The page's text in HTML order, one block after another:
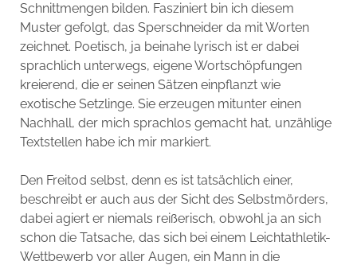
Schnittmengen bilden. Fasziniert bin ich diesem
Muster gefolgt, das Sperschneider da mit Worten
zeichnet. Poetisch, ja beinahe lyrisch ist er dabei
sprachlich unterwegs, eigene Wortschöpfungen
kreierend, die er seinen Sätzen einpflanzt wie
exotische Setzlinge. Sie erzeugen mitunter einen
Nachhall, der mich sprachlos gemacht hat, unzählige
Textstellen habe ich mir markiert.
Den Freitod selbst, denn es ist tatsächlich einer,
beschreibt er auch aus der Sicht des Selbstmörders,
dabei agiert er niemals reißerisch, obwohl ja an sich
schon die Tatsache, das sich bei einem Leichtathletik-
Wettbewerb vor aller Augen, ein Mann in die